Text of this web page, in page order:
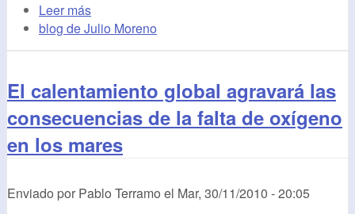
Leer más
blog de Julio Moreno
El calentamiento global agravará las
consecuencias de la falta de oxígeno
en los mares
Enviado por Pablo Terramo el Mar, 30/11/2010 - 20:05